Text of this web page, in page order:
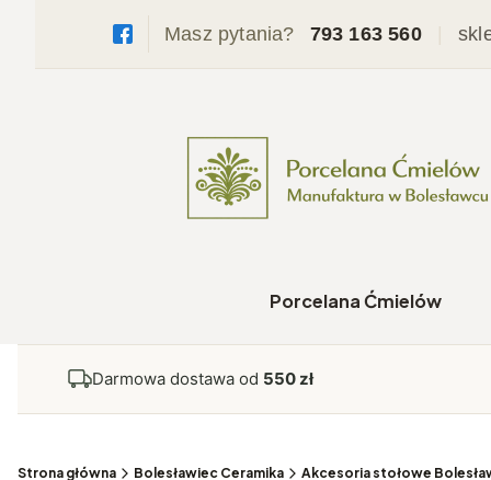
Masz pytania? 793 163 560
Porcelana Ćmielów
Darmowa dostawa od 550 zł
Strona główna Bolesławiec Ceramika Akcesoria stołowe